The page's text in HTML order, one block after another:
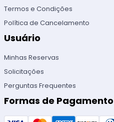
Termos e Condições
Política de Cancelamento
Usuário
Minhas Reservas
Solicitações
Perguntas Frequentes
Formas de Pagamento